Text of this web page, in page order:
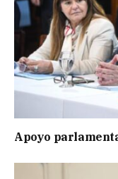
Apoyo